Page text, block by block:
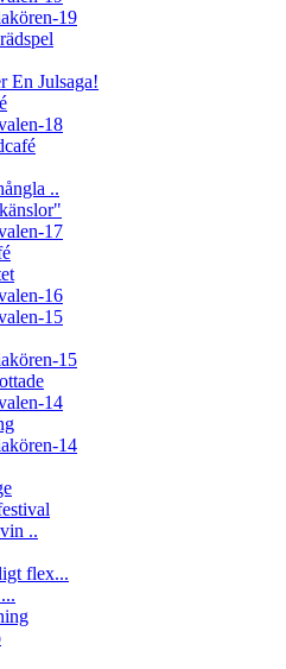
19
En Julsaga!
18
..
17
16
15
15
14
14
..
flex...